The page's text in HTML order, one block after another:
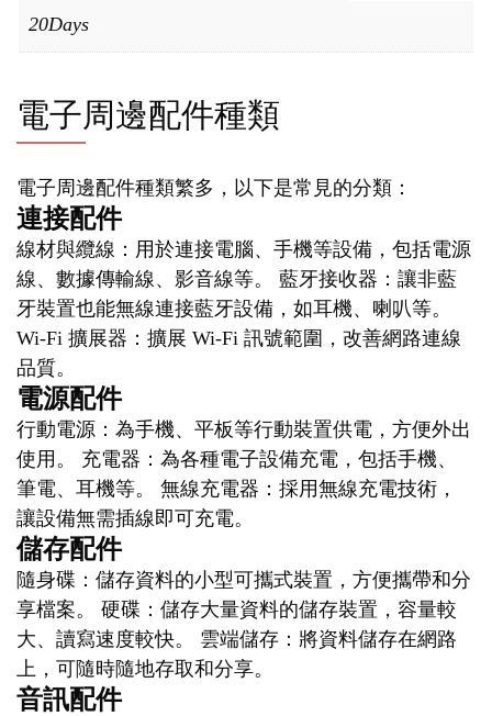
20Days
電子周邊配件種類
電子周邊配件種類繁多，以下是常見的分類：
連接配件
線材與纜線：用於連接電腦、手機等設備，包括電源
線、數據傳輸線、影音線等。 藍牙接收器：讓非藍
牙裝置也能無線連接藍牙設備，如耳機、喇叭等。
Wi-Fi 擴展器：擴展 Wi-Fi 訊號範圍，改善網路連線
品質。
電源配件
行動電源：為手機、平板等行動裝置供電，方便外出
使用。 充電器：為各種電子設備充電，包括手機、
筆電、耳機等。 無線充電器：採用無線充電技術，
讓設備無需插線即可充電。
儲存配件
隨身碟：儲存資料的小型可攜式裝置，方便攜帶和分
享檔案。 硬碟：儲存大量資料的儲存裝置，容量較
大、讀寫速度較快。 雲端儲存：將資料儲存在網路
上，可隨時隨地存取和分享。
音訊配件